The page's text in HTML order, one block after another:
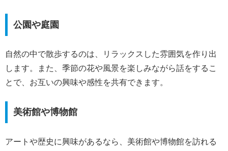
公園や庭園
自然の中で散歩するのは、リラックスした雰囲気を作り出
します。また、季節の花や風景を楽しみながら話をするこ
とで、お互いの興味や感性を共有できます。
美術館や博物館
アートや歴史に興味があるなら、美術館や博物館を訪れる